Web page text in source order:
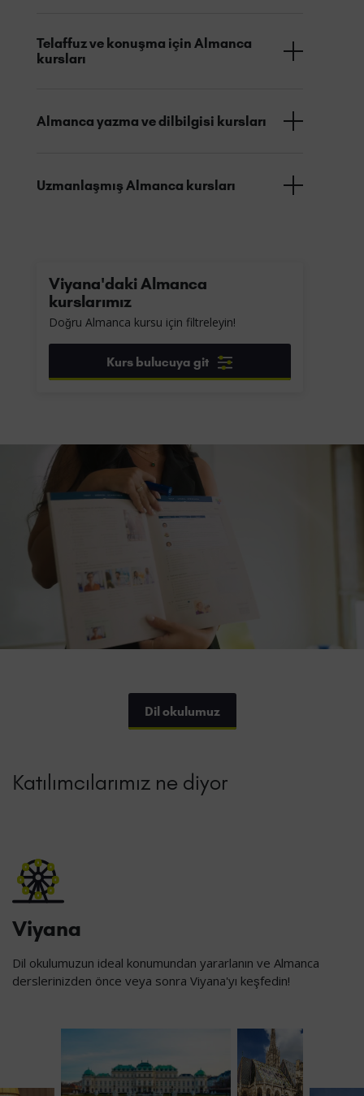
Telaffuz ve konuşma için Almanca
kursları
Almanca yazma ve dilbilgisi kursları
Uzmanlaşmış Almanca kursları
Viyana'daki Almanca
kurslarımız
Doğru Almanca kursu için filtreleyin!
Kurs bulucuya git
Dil okulumuz
Katılımcılarımız ne diyor
Viyana
Dil okulumuzun ideal konumundan yararlanın ve Almanca
derslerinizden önce veya sonra Viyana'yı keşfedin!